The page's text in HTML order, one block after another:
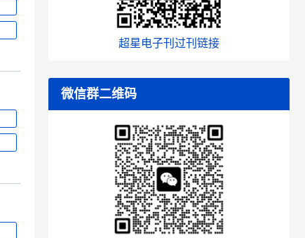
超星电子刊过刊链接
微信群二维码